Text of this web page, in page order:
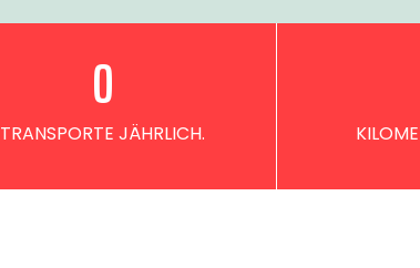
TRANSPORTE JÄHRLICH.
0